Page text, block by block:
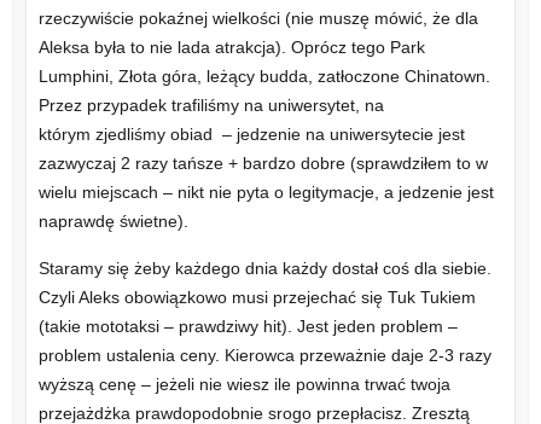
rzeczywiście pokaźnej wielkości (nie muszę mówić, że dla
Aleksa była to nie lada atrakcja). Oprócz tego Park
Lumphini, Złota góra, leżący budda, zatłoczone Chinatown.
Przez przypadek trafiliśmy na uniwersytet, na
którym zjedliśmy obiad – jedzenie na uniwersytecie jest
zazwyczaj 2 razy tańsze + bardzo dobre (sprawdziłem to w
wielu miejscach – nikt nie pyta o legitymacje, a jedzenie jest
naprawdę świetne).
Staramy się żeby każdego dnia każdy dostał coś dla siebie.
Czyli Aleks obowiązkowo musi przejechać się Tuk Tukiem
(takie mototaksi – prawdziwy hit). Jest jeden problem –
problem ustalenia ceny. Kierowca przeważnie daje 2-3 razy
wyższą cenę – jeżeli nie wiesz ile powinna trwać twoja
przejażdżka prawdopodobnie srogo przepłacisz. Zresztą